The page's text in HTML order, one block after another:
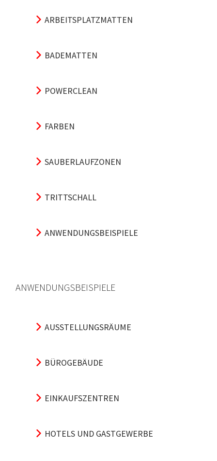
ARBEITSPLATZMATTEN
BADEMATTEN
POWERCLEAN
FARBEN
SAUBERLAUFZONEN
TRITTSCHALL
ANWENDUNGSBEISPIELE
ANWENDUNGSBEISPIELE
AUSSTELLUNGSRÄUME
BÜROGEBÄUDE
EINKAUFSZENTREN
HOTELS UND GASTGEWERBE